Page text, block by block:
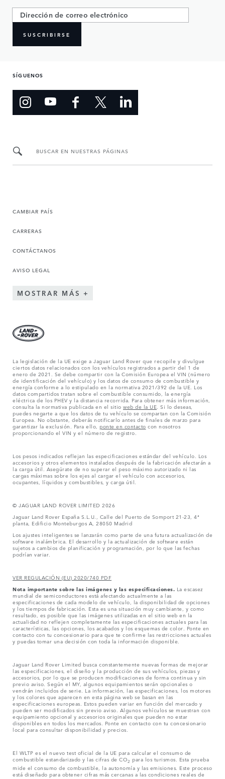
SUSCRIBIRSE
SÍGUENOS
BUSCAR EN NUESTRAS PÁGINAS
CAMBIAR PAÍS
CARRERAS
CONTÁCTANOS
AVISO LEGAL
MOSTRAR MÁS
La legislación de la UE exige a Jaguar Land Rover que recopile y divulgue
ciertos datos relacionados con los vehículos registrados a partir del 1 de
enero de 2021. Se debe compartir con la Comisión Europea el VIN (número
de identificación del vehículo) y los datos de consumo de combustible y
energía conforme a lo estipulado en la normativa 2021/392 de la UE. Los
datos compartidos tratan sobre el combustible consumido, la energía
eléctrica de los PHEV y la distancia recorrida. Para obtener más información,
consulta la normativa publicada en el sitio web de la UE . Si lo deseas,
puedes negarte a que los datos de tu vehículo se compartan con la Comisión
Europea. No obstante, deberás notificarlo antes de finales de marzo para
garantizar la exclusión. Para ello, ponte en contacto con nosotros
proporcionando el VIN y el número de registro.
Los pesos indicados reflejan las especificaciones estándar del vehículo. Los
accesorios y otros elementos instalados después de la fabricación afectarán a
la carga útil. Asegúrate de no superar el peso máximo autorizado ni las
cargas máximas sobre los ejes al cargar el vehículo con accesorios,
ocupantes, líquidos y combustibles, y carga útil.
© JAGUAR LAND ROVER LIMITED 2026
Jaguar Land Rover España S.L.U., Calle del Puerto de Somport 21-23, 4ª
planta, Edificio Monteburgos A, 28050 Madrid
Los ajustes inteligentes se lanzarán como parte de una futura actualización de
software inalámbrica. El desarrollo y la actualización de software están
sujetos a cambios de planificación y programación, por lo que las fechas
podrían variar.
VER REGULACIÓN (EU) 2020/740 PDF
Nota importante sobre las imágenes y las especificaciones. La escasez
mundial de semiconductores está afectando actualmente a las
especificaciones de cada modelo de vehículo, la disponibilidad de opciones
y los tiempos de fabricación. Esta es una situación muy cambiante, y como
resultado, es posible que las imágenes utilizadas en el sitio web en la
actualidad no reflejen completamente las especificaciones actuales para las
características, las opciones, los acabados y los esquemas de color. Ponte en
contacto con tu concesionario para que te confirme las restricciones actuales
y puedas tomar una decisión con toda la información disponible.
Jaguar Land Rover Limited busca constantemente nuevas formas de mejorar
las especificaciones, el diseño y la producción de sus vehículos, piezas y
accesorios, por lo que se producen modificaciones de forma continua y sin
previo aviso. Según el MY, algunos equipamientos serán opcionales o
vendrán incluidos de serie. La información, las especificaciones, los motores
y los colores que aparecen en esta página web se basan en las
especificaciones europeas. Estos pueden variar en función del mercado y
pueden ser modificados sin previo aviso. Algunos vehículos se muestran con
equipamiento opcional y accesorios originales que pueden no estar
disponibles en todos los mercados. Ponte en contacto con tu concesionario
local para consultar disponibilidad y precios.
El WLTP es el nuevo test oficial de la UE para calcular el consumo de
combustible estandarizado y las cifras de CO2 para los turismos. Esta prueba
mide el consumo de combustible, la autonomía y las emisiones. Este proceso
está diseñado para obtener cifras más cercanas a las condiciones reales de